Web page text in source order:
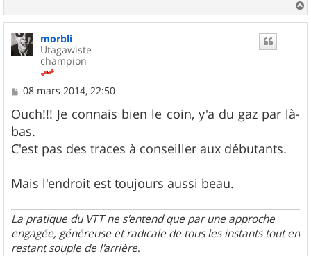
a
u
morbli
Utagawiste
champion
M
s
s
a
g
e
08 mars 2014, 22:50
Ouch!!! Je connais bien le coin, y'a du gaz par là-
bas.
C'est pas des traces à conseiller aux débutants.
Mais l'endroit est toujours aussi beau.
La pratique du VTT ne s'entend que par une approche
engagée, généreuse et radicale de tous les instants tout en
restant souple de l'arrière.